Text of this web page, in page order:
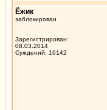
Ёжик
заблокирован
Зарегистрирован:
08.03.2014
Суждений: 16142